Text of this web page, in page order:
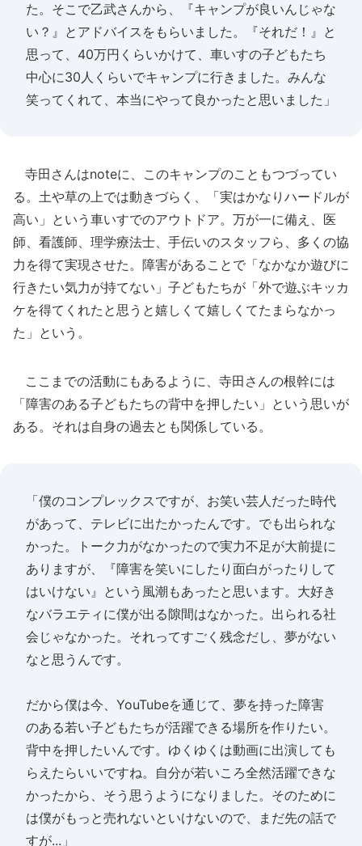
た。そこで乙武さんから、『キャンプが良いんじゃな
い？』とアドバイスをもらいました。『それだ！』と
思って、40万円くらいかけて、車いすの子どもたち
中心に30人くらいでキャンプに行きました。みんな
笑ってくれて、本当にやって良かったと思いました」
寺田さんはnoteに、このキャンプのこともつづってい
る。土や草の上では動きづらく、「実はかなりハードルが
高い」という車いすでのアウトドア。万が一に備え、医
師、看護師、理学療法士、手伝いのスタッフら、多くの協
力を得て実現させた。障害があることで「なかなか遊びに
行きたい気力が持てない」子どもたちが「外で遊ぶキッカ
ケを得てくれたと思うと嬉しくて嬉しくてたまらなかっ
た」という。
ここまでの活動にもあるように、寺田さんの根幹には
「障害のある子どもたちの背中を押したい」という思いが
ある。それは自身の過去とも関係している。
「僕のコンプレックスですが、お笑い芸人だった時代
があって、テレビに出たかったんです。でも出られな
かった。トーク力がなかったので実力不足が大前提に
ありますが、『障害を笑いにしたり面白がったりして
はいけない』という風潮もあったと思います。大好き
なバラエティに僕が出る隙間はなかった。出られる社
会じゃなかった。それってすごく残念だし、夢がない
なと思うんです。
だから僕は今、YouTubeを通じて、夢を持った障害
のある若い子どもたちが活躍できる場所を作りたい。
背中を押したいんです。ゆくゆくは動画に出演しても
らえたらいいですね。自分が若いころ全然活躍できな
かったから、そう思うようになりました。そのために
は僕がもっと売れないといけないので、まだ先の話で
すが...」